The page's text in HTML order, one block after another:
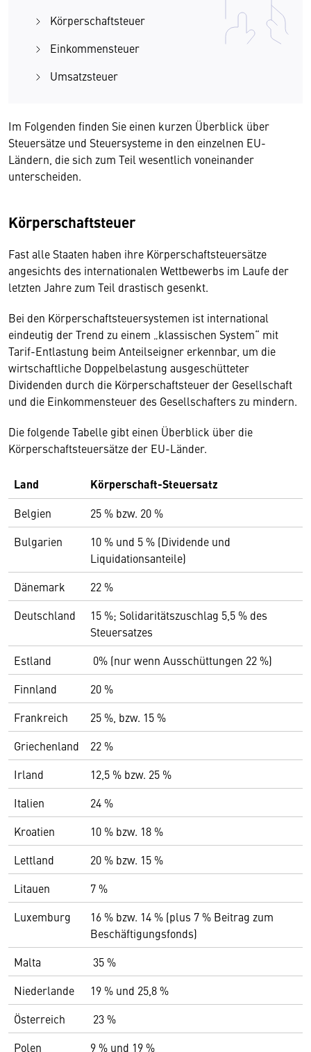
Körperschaftsteuer
Einkommensteuer
Umsatzsteuer
Im Folgenden finden Sie einen kurzen Überblick über
Steuersätze und Steuersysteme in den einzelnen EU-
Ländern, die sich zum Teil wesentlich voneinander
unterscheiden.
Körperschaftsteuer
Fast alle Staaten haben ihre Körperschaftsteuersätze
angesichts des internationalen Wettbewerbs im Laufe der
letzten Jahre zum Teil drastisch gesenkt.
Bei den Körperschaftsteuersystemen ist international
eindeutig der Trend zu einem „klassischen System“ mit
Tarif-Entlastung beim Anteilseigner erkennbar, um die
wirtschaftliche Doppelbelastung ausgeschütteter
Dividenden durch die Körperschaftsteuer der Gesellschaft
und die Einkommensteuer des Gesellschafters zu mindern.
Die folgende Tabelle gibt einen Überblick über die
Körperschaftsteuersätze der EU-Länder.
Land Körperschaft-Steuersatz
Belgien
25 % bzw. 20 %
Bulgarien
10 % und 5 % (Dividende und
Liquidationsanteile)
Dänemark
22 %
Deutschland
15 %; Solidaritätszuschlag 5,5 % des
Steuersatzes
Estland
0% (nur wenn Ausschüttungen 22 %)
Finnland
20 %
Frankreich
25 %, bzw. 15 %
Griechenland
22 %
Irland
12,5 % bzw. 25 %
Italien
24 %
Kroatien
10 % bzw. 18 %
Lettland
20 % bzw. 15 %
Litauen
7 %
Luxemburg
16 % bzw. 14 % (plus 7 % Beitrag zum
Beschäftigungsfonds)
Malta
35 %
Niederlande
19 % und 25,8 %
Österreich
23 %
Polen
9 % und 19 %